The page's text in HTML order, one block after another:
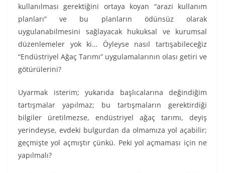
kullanılması gerektiğini ortaya koyan “arazi kullanım
planları” ve bu planların ödünsüz olarak
uygulanabilmesini sağlayacak hukuksal ve kurumsal
düzenlemeler yok ki… Öyleyse nasıl tartışabileceğiz
“Endüstriyel Ağaç Tarımı” uygulamalarının olası getiri ve
götürülerini?
Uyarmak isterim; yukarıda başlıcalarına değindiğim
tartışmalar yapılmaz; bu tartışmaların gerektirdiği
bilgiler üretilmezse, endüstriyel ağaç tarımı, deyiş
yerindeyse, evdeki bulgurdan da olmamıza yol açabilir;
geçmişte yol açmıştır çünkü. Peki yol açmaması için ne
yapılmalı?